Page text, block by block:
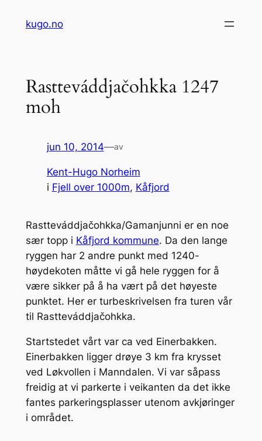
kugo.no
Rastteváddjačohkka 1247
moh
jun 10, 2014—av
Kent-Hugo Norheim
i Fjell over 1000m, Kåfjord
Rastteváddjačohkka/Gamanjunni er en noe
sær topp i Kåfjord kommune. Da den lange
ryggen har 2 andre punkt med 1240-
høydekoten måtte vi gå hele ryggen for å
være sikker på å ha vært på det høyeste
punktet. Her er turbeskrivelsen fra turen vår
til Rastteváddjačohkka.
Startstedet vårt var ca ved Einerbakken.
Einerbakken ligger drøye 3 km fra krysset
ved Løkvollen i Manndalen. Vi var såpass
freidig at vi parkerte i veikanten da det ikke
fantes parkeringsplasser utenom avkjøringer
i området.